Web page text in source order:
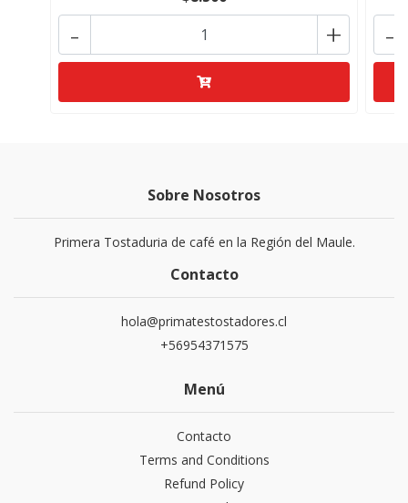
+
- -
Sobre Nosotros
Primera Tostaduria de café en la Región del Maule.
Contacto
hola@primatestostadores.cl
+56954371575
Menú
Contacto
Terms and Conditions
Refund Policy